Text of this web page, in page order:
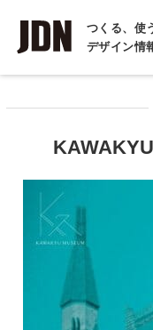
つくる、使
デザイン情
インタビュー
コラム